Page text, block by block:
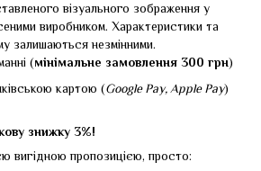
візуального зображення у
виробником. Характеристики та
залишаються незмінними.
(мінімальне замовлення 300 грн)
картою (Google Pay, Apple Pay)
знижку 3%!
вигідною пропозицією, просто: